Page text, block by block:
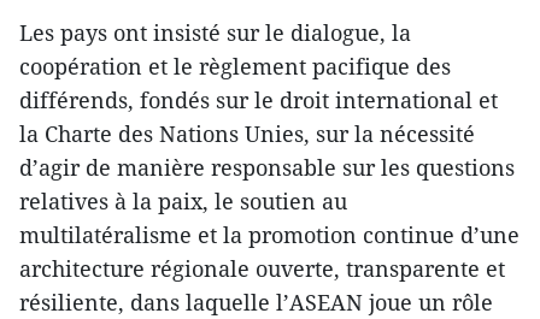
Les pays ont insisté sur le dialogue, la
coopération et le règlement pacifique des
différends, fondés sur le droit international et
la Charte des Nations Unies, sur la nécessité
d’agir de manière responsable sur les questions
relatives à la paix, le soutien au
multilatéralisme et la promotion continue d’une
architecture régionale ouverte, transparente et
résiliente, dans laquelle l’ASEAN joue un rôle